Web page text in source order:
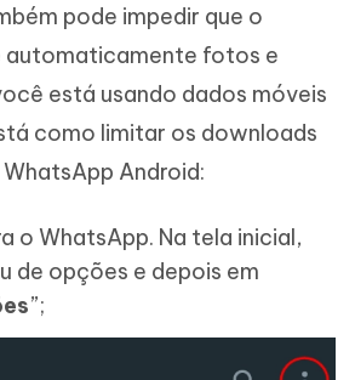
pode impedir que o
automaticamente fotos e
está usando dados móveis
como limitar os downloads
Android:
o WhatsApp. Na tela inicial,
de opções e depois em
”;